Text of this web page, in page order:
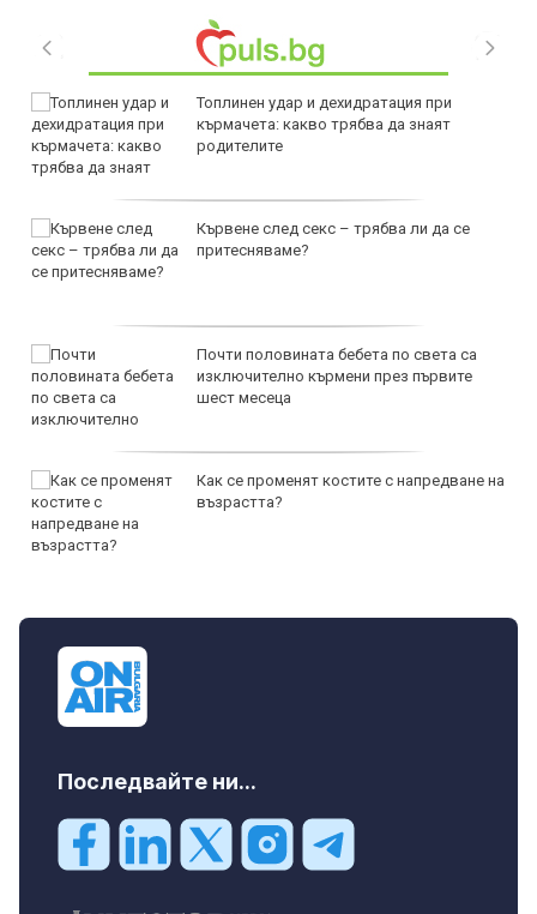
Топлинен удар и дехидратация при
кърмачета: какво трябва да знаят
родителите
Кървене след секс – трябва ли да се
притесняваме?
Почти половината бебета по света са
изключително кърмени през първите
шест месеца
Как се променят костите с напредване на
възрастта?
Последвайте ни...